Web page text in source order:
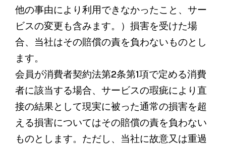
他の事由により利用できなかったこと、サー
ビスの変更も含みます。）損害を受けた場
合、当社はその賠償の責を負わないものとし
ます。
会員が消費者契約法第2条第1項で定める消費
者に該当する場合、サービスの瑕疵により直
接の結果として現実に被った通常の損害を超
える損害についてはその賠償の責を負わない
ものとします。ただし、当社に故意又は重過